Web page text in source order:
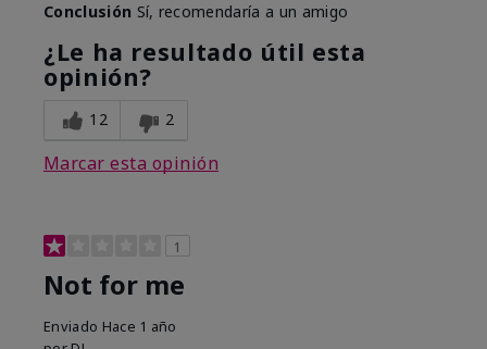
Conclusión Sí, recomendaría a un amigo
¿Le ha resultado útil esta
opinión?
12 2
Marcar esta opinión
1
Not for me
Enviado Hace 1 año